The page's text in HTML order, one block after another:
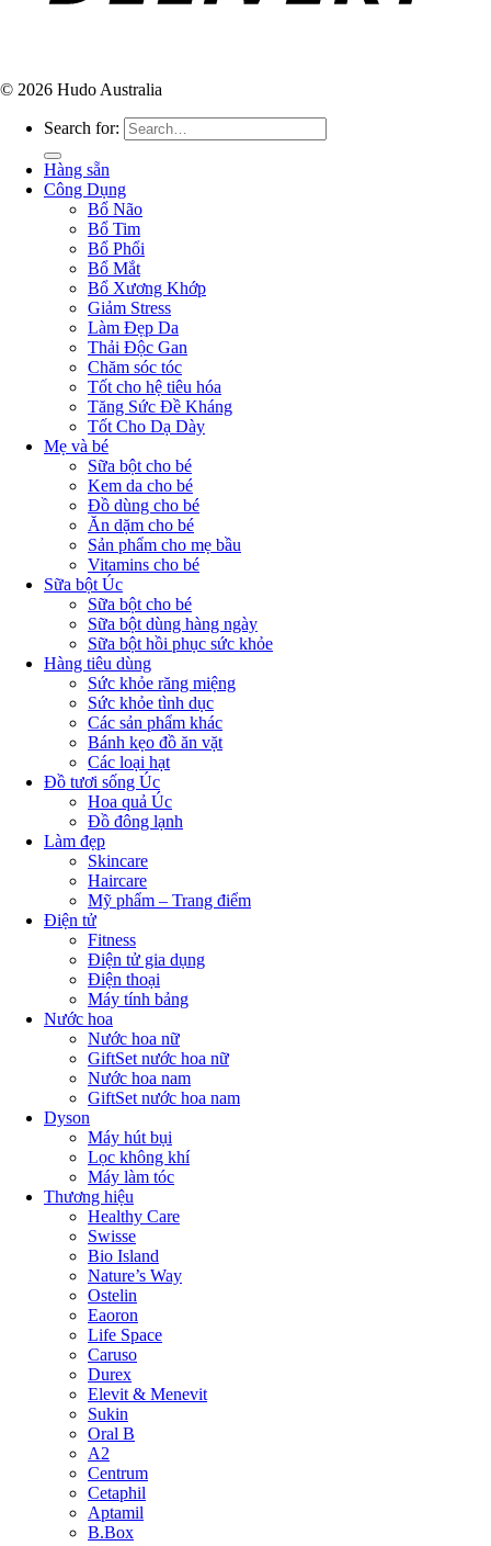
© 2026 Hudo Australia
Search for:
Hàng sẵn
Công Dụng
Bổ Não
Bổ Tim
Bổ Phổi
Bổ Mắt
Bổ Xương Khớp
Giảm Stress
Làm Đẹp Da
Thải Độc Gan
Chăm sóc tóc
Tốt cho hệ tiêu hóa
Tăng Sức Đề Kháng
Tốt Cho Dạ Dày
Mẹ và bé
Sữa bột cho bé
Kem da cho bé
Đồ dùng cho bé
Ăn dặm cho bé
Sản phẩm cho mẹ bầu
Vitamins cho bé
Sữa bột Úc
Sữa bột cho bé
Sữa bột dùng hàng ngày
Sữa bột hồi phục sức khỏe
Hàng tiêu dùng
Sức khỏe răng miệng
Sức khỏe tình dục
Các sản phẩm khác
Bánh kẹo đồ ăn vặt
Các loại hạt
Đồ tươi sống Úc
Hoa quả Úc
Đồ đông lạnh
Làm đẹp
Skincare
Haircare
Mỹ phẩm – Trang điểm
Điện tử
Fitness
Điện tử gia dụng
Điện thoại
Máy tính bảng
Nước hoa
Nước hoa nữ
GiftSet nước hoa nữ
Nước hoa nam
GiftSet nước hoa nam
Dyson
Máy hút bụi
Lọc không khí
Máy làm tóc
Thương hiệu
Healthy Care
Swisse
Bio Island
Nature’s Way
Ostelin
Eaoron
Life Space
Caruso
Durex
Elevit & Menevit
Sukin
Oral B
A2
Centrum
Cetaphil
Aptamil
B.Box